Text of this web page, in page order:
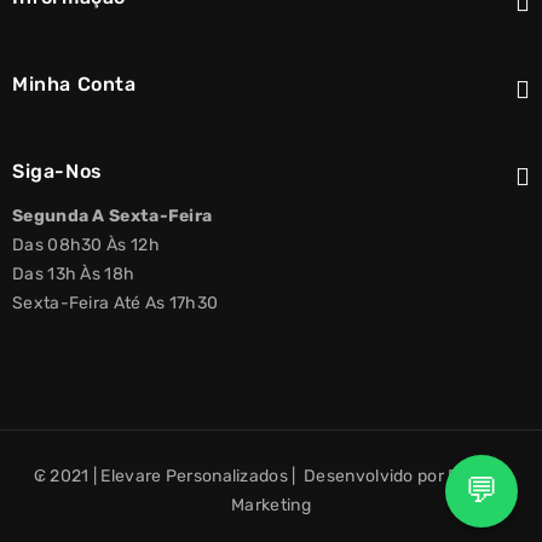
Minha Conta
Siga-Nos
Segunda A Sexta-Feira
Das 08h30 Às 12h
Das 13h Às 18h
Sexta-Feira Até As 17h30
₢ 2021 | Elevare Personalizados | Desenvolvido por Elevare
Marketing
💬